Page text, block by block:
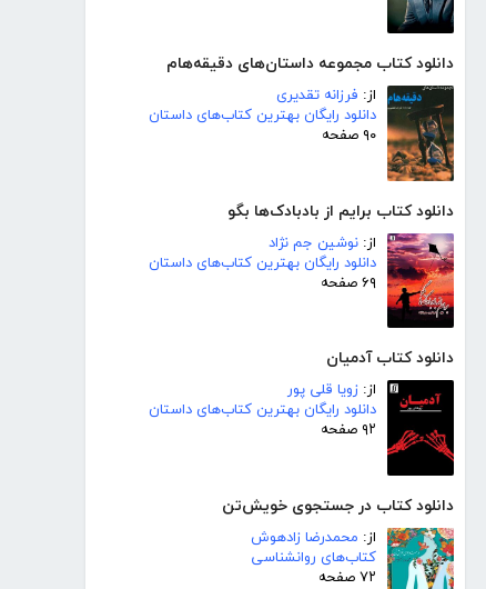
دانلود کتاب مجموعه داستان‌های دقیقه‌هام
از: فرزانه تقدیری
دانلود رایگان بهترین کتاب‌های داستان
۹۰ صفحه
دانلود کتاب برایم از بادبادک‌ها بگو
از: نوشین جم نژاد
دانلود رایگان بهترین کتاب‌های داستان
۶۹ صفحه
دانلود کتاب آدمیان
از: زویا قلی پور
دانلود رایگان بهترین کتاب‌های داستان
۹۲ صفحه
دانلود کتاب در جستجوی خویش‌تن
از: محمدرضا زادهوش
کتاب‌های روانشناسی
۷۲ صفحه